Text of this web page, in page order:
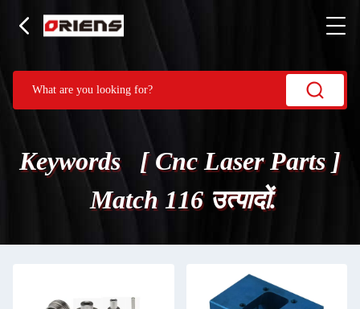
Keywords [ Cnc Laser Parts ]
Match 116 उत्पादों.